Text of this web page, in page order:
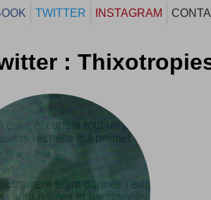
TWITTER INSTAGRAM
: